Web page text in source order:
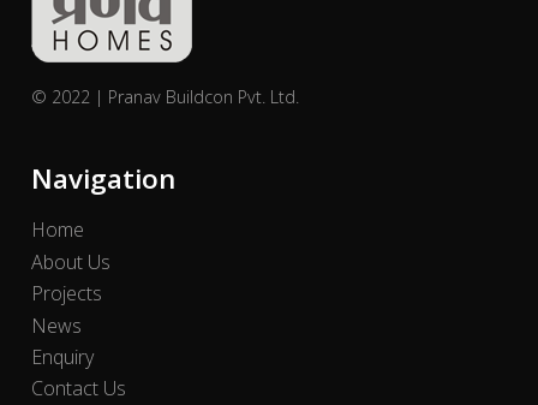
© 2022 | Pranav Buildcon Pvt. Ltd.
Navigation
Home
About Us
Projects
News
Enquiry
Contact Us